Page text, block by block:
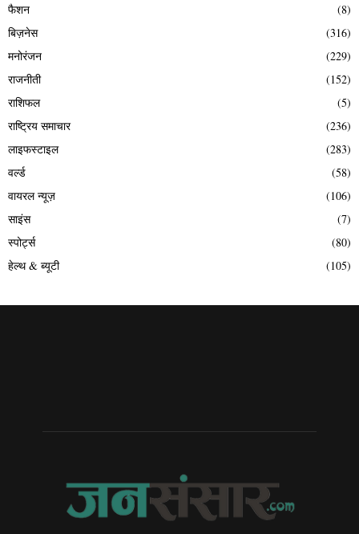
फैशन
(8)
बिज़नेस
(316)
मनोरंजन
(229)
राजनीती
(152)
राशिफल
(5)
राष्ट्रिय समाचार
(236)
लाइफस्टाइल
(283)
वर्ल्ड
(58)
वायरल न्यूज़
(106)
साइंस
(7)
स्पोर्ट्स
(80)
हेल्थ & ब्यूटी
(105)